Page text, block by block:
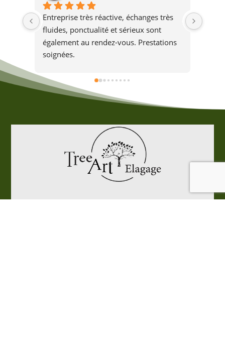
Entreprise très réactive, échanges très
fluides, ponctualité et sérieux sont
également au rendez-vous. Prestations
soignées.